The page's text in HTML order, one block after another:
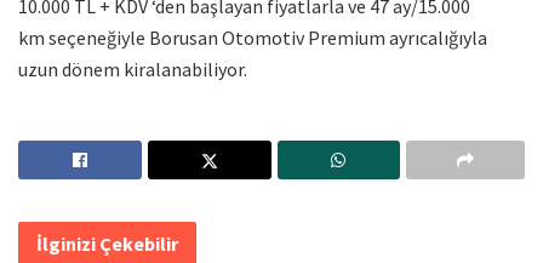
10.000 TL + KDV ‘den başlayan fiyatlarla ve 47 ay/15.000
km seçeneğiyle Borusan Otomotiv Premium ayrıcalığıyla
uzun dönem kiralanabiliyor.
İlginizi Çekebilir